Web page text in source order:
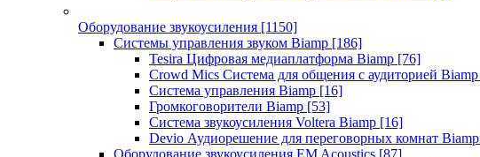
Оборудование звукоусиления [1150]
Системы управления звуком Biamp [186]
Tesira Цифровая медиаплатформа Biamp [76]
Crowd Mics Система для общения с аудиторией Biamp
Система управления Biamp [16]
Громкоговорители Biamp [53]
Система звукоусиления Voltera Biamp [16]
Devio Аудиорешение для переговорных комнат Biamp
Оборудование звукоусиления EM Acoustics [87]